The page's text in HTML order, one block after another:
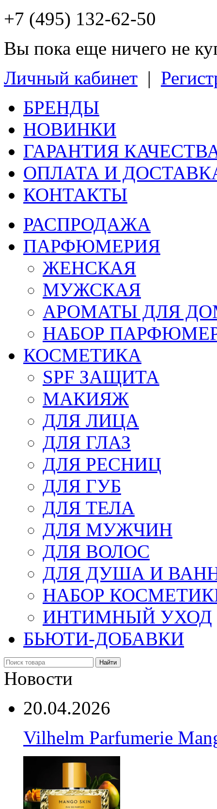
+7 (495) 132-62-50
Вы пока еще ничего не
Личный кабинет |
БРЕНДЫ
НОВИНКИ
ГАРАНТИЯ
ОПЛАТА И
КОНТАКТЫ
РАСПРОДАЖА
ПАРФЮМЕРИЯ
ЖЕНСКАЯ
МУЖСКАЯ
АРОМАТЫ ДЛЯ
НАБОР
КОСМЕТИКА
SPF ЗАЩИТА
МАКИЯЖ
ДЛЯ ЛИЦА
ДЛЯ ГЛАЗ
ДЛЯ РЕСНИЦ
ДЛЯ ГУБ
ДЛЯ ТЕЛА
ДЛЯ МУЖЧИН
ДЛЯ ВОЛОС
ДЛЯ ДУША И
НАБОР
ИНТИМНЫЙ УХОД
БЬЮТИ-ДОБАВКИ
Найти
Новости
20.04.2026
Vilhelm Parfumerie